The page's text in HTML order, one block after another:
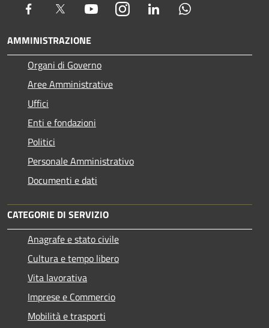
Facebook Twitter YoutubeInstagram LinkedIn
AMMINISTRAZIONE
Organi di Governo
Aree Amministrative
Uffici
Enti e fondazioni
Politici
Personale Amministrativo
Documenti e dati
CATEGORIE DI SERVIZIO
Anagrafe e stato civile
Cultura e tempo libero
Vita lavorativa
Imprese e Commercio
Mobilità e trasporti